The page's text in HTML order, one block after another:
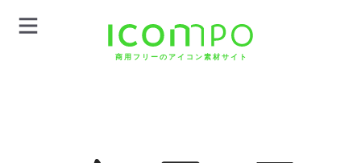
商用フリーのアイコン素材サイト